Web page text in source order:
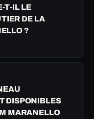
T-IL LE
DE LA
?
DISPONIBLES
MARANELLO